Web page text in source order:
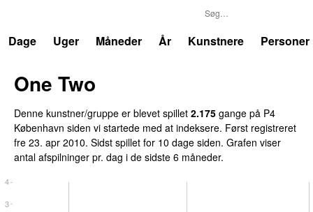
Dage
Uger Måneder År Kunstnere Personer
One Two
Denne kunstner/gruppe er blevet spillet 2.175 gange på P4
København siden vi startede med at indeksere. Først registreret
fre 23. apr 2010. Sidst spillet for 10 dage siden. Grafen viser
antal afspilninger pr. dag i de sidste 6 måneder.
3
4